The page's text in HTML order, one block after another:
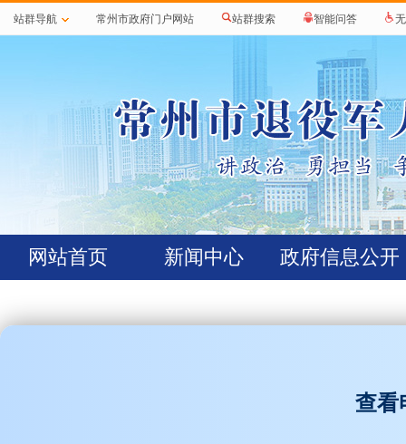
站群导航 常州市政府门户网站 站群搜索 智能问答
网站首页 新闻中心 政府信息公开
查看